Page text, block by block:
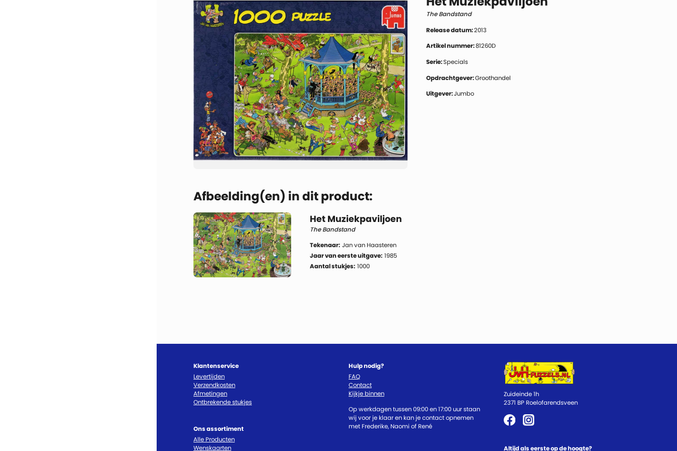
The Bandstand
Release datum:2013
Artikel nummer:81260D
Serie:Specials
Opdrachtgever:Groothandel
Uitgever:Jumbo
Afbeelding(en) in dit product:
Het Muziekpaviljoen
The Bandstand
Tekenaar: Jan van Haasteren
Jaar van eerste uitgave: 1985
Aantal stukjes: 1000
Klantenservice
Levertijden
Verzendkosten
Afmetingen
Ontbrekende stukjes
Ons assortiment
Alle Producten
Wenskaarten
Hulp nodig?
FAQ
Contact
Kijkje binnen
Op werkdagen tussen 09:00 en 17:00 uur staan
wij voor je klaar en kan je contact opnemen
met Frederike, Naomi of René
Zuideinde 1h
2371 BP Roelofarendsveen
Altijd als eerste op de hoogte?